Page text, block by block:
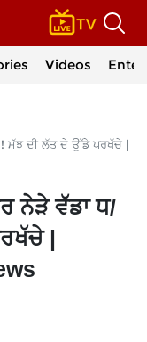
Videos
! ਮੱਝ ਦੀ ਲੱਤ ਦੇ ਉੱਡੇ ਪਰਖੱਚੇ |
ਨੇੜੇ ਵੱਡਾ ਧ/
|